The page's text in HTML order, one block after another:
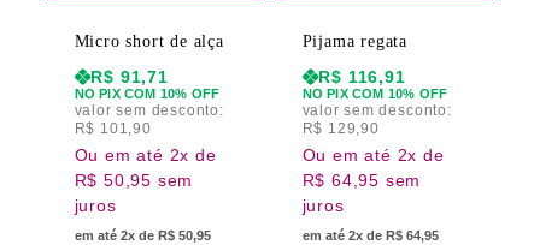
Micro short de alça
R$ 91,71
NO PIX COM 10% OFF
valor sem desconto:
R$ 101,90
Ou em até 2x de
R$ 50,95 sem
juros
em até 2x de R$ 50,95
Pijama regata
R$ 116,91
NO PIX COM 10% OFF
valor sem desconto:
R$ 129,90
Ou em até 2x de
R$ 64,95 sem
juros
em até 2x de R$ 64,95